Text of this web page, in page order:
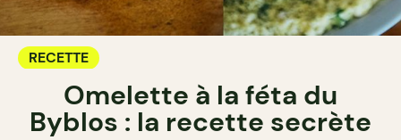
RECETTE
Omelette à la féta du
Byblos : la recette secrète